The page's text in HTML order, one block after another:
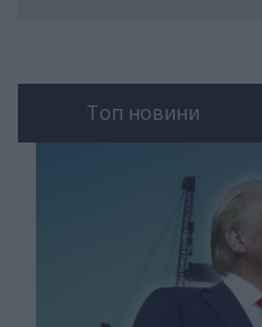
Топ новини